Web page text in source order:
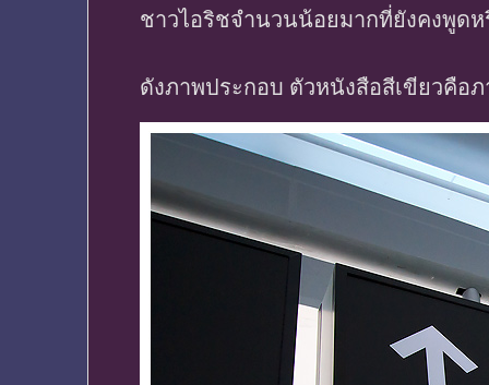
ชาวไอริชจำนวนน้อยมากที่ยังคงพูด
ดังภาพประกอบ ตัวหนังสือสีเขียวคือ